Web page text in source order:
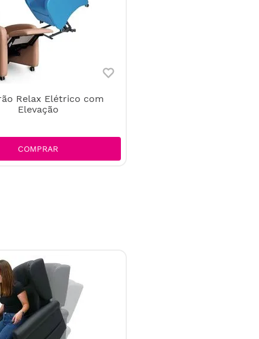
Relax Elétrico com
Elevação
COMPRAR